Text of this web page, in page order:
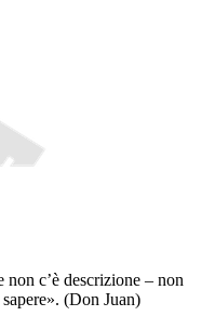
c’è descrizione – non
(Don Juan)